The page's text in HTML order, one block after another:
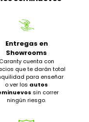
Entregas en
Showrooms
Caranty cuenta con
que te darán total
para enseñar
o ver los autos
sin correr
ningún riesgo.